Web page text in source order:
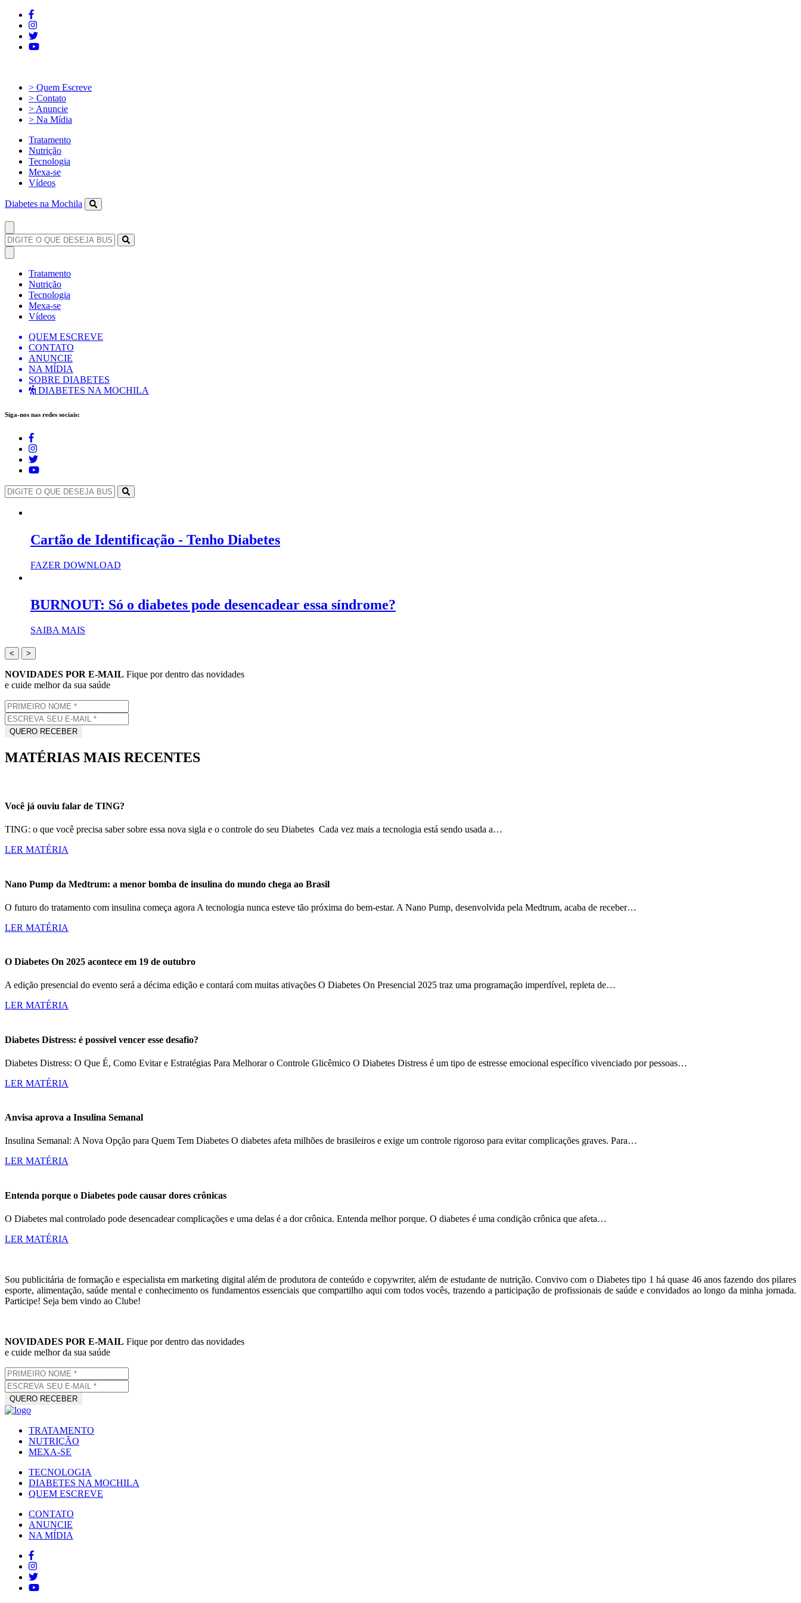
> Quem Escreve
> Contato
> Anuncie
> Na Mídia
Tratamento
Nutrição
Tecnologia
Mexa-se
Vídeos
Diabetes na Mochila
Tratamento
Nutrição
Tecnologia
Mexa-se
Vídeos
QUEM ESCREVE
CONTATO
ANUNCIE
NA MÍDIA
SOBRE DIABETES
DIABETES NA MOCHILA
Siga-nos nas redes sociais:
Cartão de Identificação - Tenho Diabetes
FAZER DOWNLOAD
BURNOUT: Só o diabetes pode desencadear essa síndrome?
SAIBA MAIS
< >
NOVIDADES POR E-MAIL Fique por dentro das novidades
e cuide melhor da sua saúde
MATÉRIAS MAIS RECENTES
Você já ouviu falar de TING?
TING: o que você precisa saber sobre essa nova sigla e o controle do seu Diabetes Cada vez mais a tecnologia está sendo usada a…
LER MATÉRIA
Nano Pump da Medtrum: a menor bomba de insulina do mundo chega ao Brasil
O futuro do tratamento com insulina começa agora A tecnologia nunca esteve tão próxima do bem-estar. A Nano Pump, desenvolvida pela Medtrum, acaba de receber…
LER MATÉRIA
O Diabetes On 2025 acontece em 19 de outubro
A edição presencial do evento será a décima edição e contará com muitas ativações O Diabetes On Presencial 2025 traz uma programação imperdível, repleta de…
LER MATÉRIA
Diabetes Distress: é possível vencer esse desafio?
Diabetes Distress: O Que É, Como Evitar e Estratégias Para Melhorar o Controle Glicêmico O Diabetes Distress é um tipo de estresse emocional específico vivenciado por pessoas…
LER MATÉRIA
Anvisa aprova a Insulina Semanal
Insulina Semanal: A Nova Opção para Quem Tem Diabetes O diabetes afeta milhões de brasileiros e exige um controle rigoroso para evitar complicações graves. Para…
LER MATÉRIA
Entenda porque o Diabetes pode causar dores crônicas
O Diabetes mal controlado pode desencadear complicações e uma delas é a dor crônica. Entenda melhor porque. O diabetes é uma condição crônica que afeta…
LER MATÉRIA
Sou publicitária de formação e especialista em marketing digital além de produtora de conteúdo e copywriter, além de estudante de nutrição. Convivo com o Diabetes tipo 1 há quase 46 anos fazendo dos pilares
esporte, alimentação, saúde mental e conhecimento os fundamentos essenciais que compartilho aqui com todos vocês, trazendo a participação de profissionais de saúde e convidados ao longo da minha jornada.
Participe! Seja bem vindo ao Clube!
NOVIDADES POR E-MAIL Fique por dentro das novidades
e cuide melhor da sua saúde
TRATAMENTO
NUTRIÇÃO
MEXA-SE
TECNOLOGIA
DIABETES NA MOCHILA
QUEM ESCREVE
CONTATO
ANUNCIE
NA MÍDIA